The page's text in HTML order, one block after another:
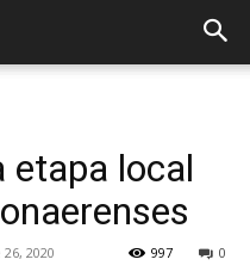
etapa local
2020 0
997